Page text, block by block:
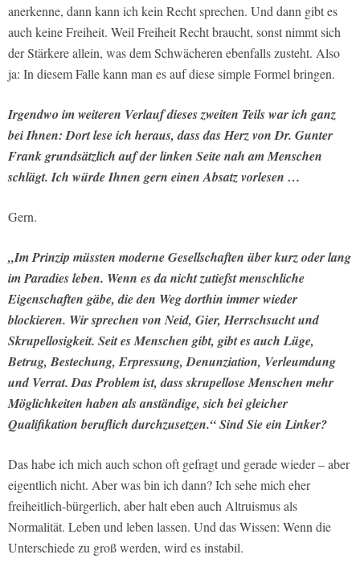
anerkenne, dann kann ich kein Recht sprechen. Und dann gibt es
auch keine Freiheit. Weil Freiheit Recht braucht, sonst nimmt sich
der Stärkere allein, was dem Schwächeren ebenfalls zusteht. Also
ja: In diesem Falle kann man es auf diese simple Formel bringen.
Irgendwo im weiteren Verlauf dieses zweiten Teils war ich ganz
bei Ihnen: Dort lese ich heraus, dass das Herz von Dr. Gunter
Frank grundsätzlich auf der linken Seite nah am Menschen
schlägt. Ich würde Ihnen gern einen Absatz vorlesen …
Gern.
„Im Prinzip müssten moderne Gesellschaften über kurz oder lang
im Paradies leben. Wenn es da nicht zutiefst menschliche
Eigenschaften gäbe, die den Weg dorthin immer wieder
blockieren. Wir sprechen von Neid, Gier, Herrschsucht und
Skrupellosigkeit. Seit es Menschen gibt, gibt es auch Lüge,
Betrug, Bestechung, Erpressung, Denunziation, Verleumdung
und Verrat. Das Problem ist, dass skrupellose Menschen mehr
Möglichkeiten haben als anständige, sich bei gleicher
Qualifikation beruflich durchzusetzen.“ Sind Sie ein Linker?
Das habe ich mich auch schon oft gefragt und gerade wieder – aber
eigentlich nicht. Aber was bin ich dann? Ich sehe mich eher
freiheitlich-bürgerlich, aber halt eben auch Altruismus als
Normalität. Leben und leben lassen. Und das Wissen: Wenn die
Unterschiede zu groß werden, wird es instabil.